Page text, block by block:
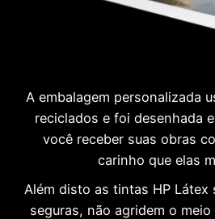
A embalagem personalizada
reciclados e foi desenhada
você receber suas obras
carinho que elas
Além disto as tintas HP Látex
seguras, não agridem o